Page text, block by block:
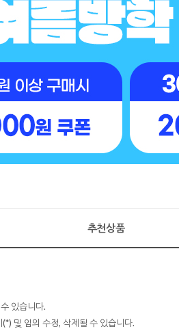
추천상품
있습니다.
및 임의 수정, 삭제될 수 있습니다.